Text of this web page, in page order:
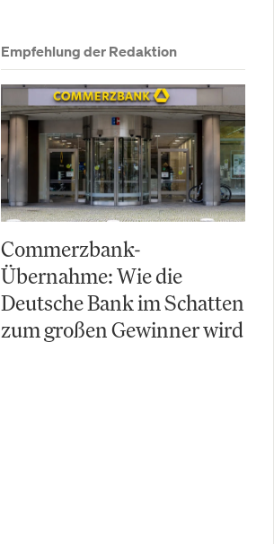
Empfehlung der Redaktion
Commerzbank-
Übernahme: Wie die
Deutsche Bank im Schatten
zum großen Gewinner wird